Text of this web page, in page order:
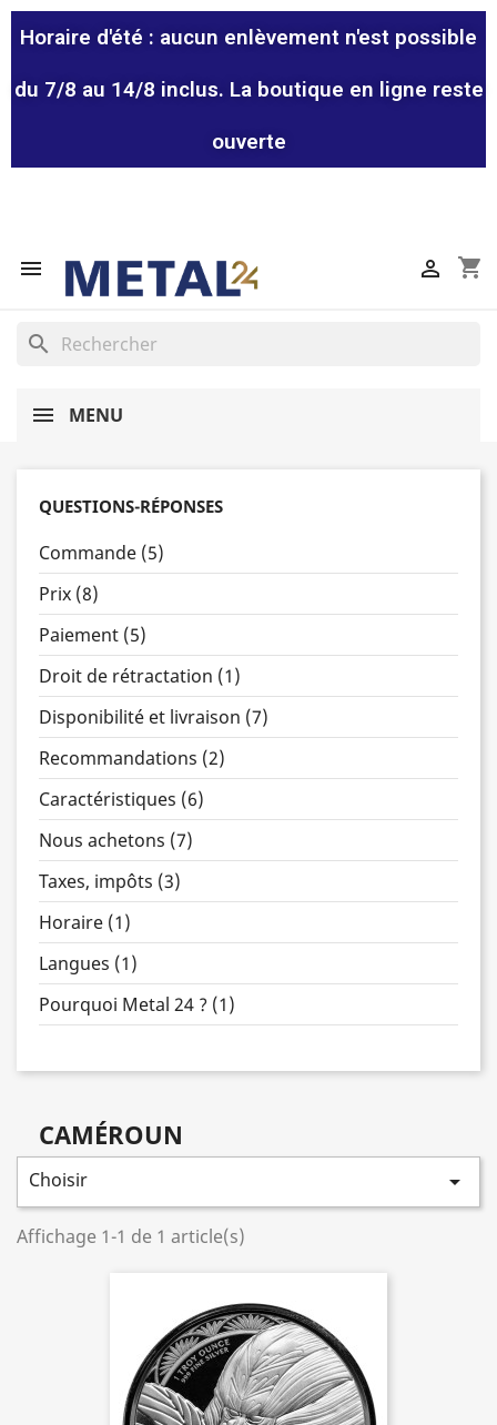
Horaire d'été : aucun enlèvement n'est possible
du 7/8 au 14/8 inclus. La boutique en ligne reste
ouverte
 shopping_cart

search
MENU
QUESTIONS-RÉPONSES
Commande (5)
Prix (8)
Paiement (5)
Droit de rétractation (1)
Disponibilité et livraison (7)
Recommandations (2)
Caractéristiques (6)
Nous achetons (7)
Taxes, impôts (3)
Horaire (1)
Langues (1)
Pourquoi Metal 24 ? (1)
CAMÉROUN
Choisir 
Affichage 1-1 de 1 article(s)